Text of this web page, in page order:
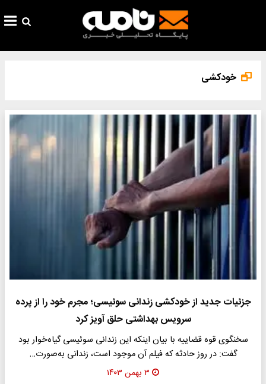
خودکشی
جزئیات جدید از خودکشی زندانی سوئیسی؛ مجرم خود را از پرده
سرویس بهداشتی حلق آویز کرد
سخنگوی قوه قضاییه با بیان اینکه این زندانی سوئیسی گیاه‌خوار بود
گفت: در روز حادثه که فیلم آن موجود است، زندانی به‌صورت…
۳ بهمن ۱۴۰۳